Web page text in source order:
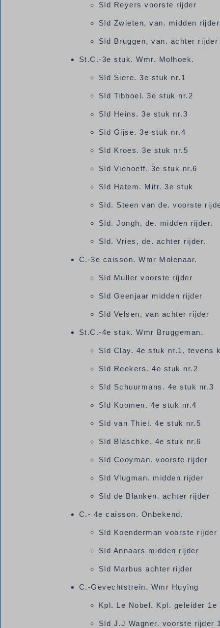
Sld Reyers voorste rijder
Sld Zwieten, van. midden
Sld Bruggen, van. achter
St.C.-3e stuk. Wmr. Molhoek.
Sld Siere. 3e stuk nr.1
Sld Tibboel. 3e stuk nr.2
Sld Heins. 3e stuk nr.3
Sld Gijse. 3e stuk nr.4
Sld Kroes. 3e stuk nr.5
Sld Viehoeff. 3e stuk nr.6
Sld Hatem. Mitr. 3e stuk
Sld. Steen van de. voorste
Sld. Jongh, de. midden rijder.
Sld. Vries, de. achter rijder.
C.-3e caisson. Wmr Molenaar.
Sld Muller voorste rijder
Sld Geenjaar midden rijder
Sld Velsen, van achter rijder
St.C.-4e stuk. Wmr Bruggeman.
Sld Clay. 4e stuk nr.1, tevens
Sld Reekers. 4e stuk nr.2
Sld Schuurmans. 4e stuk nr.3
Sld Koomen. 4e stuk nr.4
Sld van Thiel. 4e stuk nr.5
Sld Blaschke. 4e stuk nr.6
Sld Cooyman. voorste rijder
Sld Vlugman. midden rijder
Sld de Blanken. achter rijder
C.- 4e caisson. Onbekend.
Sld Koenderman voorste rijder
Sld Annaars midden rijder
Sld Marbus achter rijder
C.-Gevechtstrein. Wmr Huying
Kpl. Le Nobel. Kpl. geleider
Sld J.J Wagner. voorste rijder